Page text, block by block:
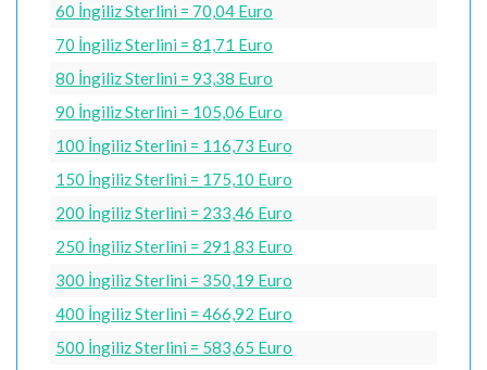
60 İngiliz Sterlini = 70,04 Euro
70 İngiliz Sterlini = 81,71 Euro
80 İngiliz Sterlini = 93,38 Euro
90 İngiliz Sterlini = 105,06 Euro
100 İngiliz Sterlini = 116,73 Euro
150 İngiliz Sterlini = 175,10 Euro
200 İngiliz Sterlini = 233,46 Euro
250 İngiliz Sterlini = 291,83 Euro
300 İngiliz Sterlini = 350,19 Euro
400 İngiliz Sterlini = 466,92 Euro
500 İngiliz Sterlini = 583,65 Euro